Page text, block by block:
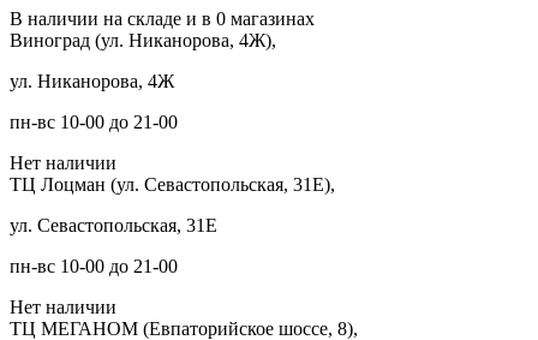
В наличии на складе и в 0 магазинах
Виноград (ул. Никанорова, 4Ж),
ул. Никанорова, 4Ж
пн-вс 10-00 до 21-00
Нет наличии
ТЦ Лоцман (ул. Севастопольская, 31Е),
ул. Севастопольская, 31Е
пн-вс 10-00 до 21-00
Нет наличии
ТЦ МЕГАНОМ (Евпаторийское шоссе, 8),